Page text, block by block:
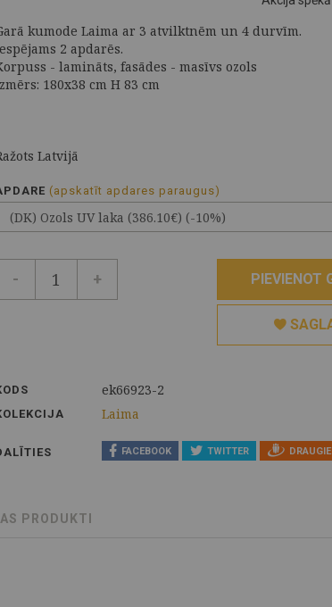
kumode Laima ar 3 atvilktnēm un 4 durvīm.
2 apdarēs.
- lamināts, fasādes - masīvs ozols
180x38 cm H 83 cm
Latvijā
(apskatīt apdares paraugus)
- + PIEVIENOT
ek66923-2
Laima
FACEBOOK TWITTER
PRODUKTI